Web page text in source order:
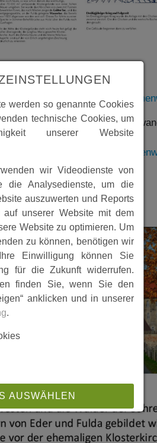
Themenwanderweges:
user_upload/
des gesamten
user_upload/
werden so genannte Cookies
technische Cookies, um
unserer Website
wir Videodienste von
die Analysedienste, um die
auszuwerten und Reports
auf unserer Website mit dem
Website zu optimieren. Um
zu können, benötigen wir
Einwilligung können Sie
für die Zukunft widerrufen.
finden Sie, wenn Sie den
anklicken und in unserer
.
AUSWÄHLEN